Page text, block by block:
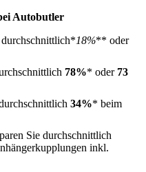
Autobutler
durchschnittlich*18%** oder
78%* oder 73
34%* beim
Sie durchschnittlich
inkl.